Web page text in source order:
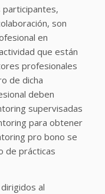
participantes,
son
en
que están
profesionales
de dicha
deben
supervisadas
para obtener
pro bono se
de prácticas
al